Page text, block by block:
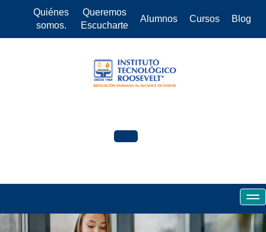
Quiénes
somos.
Queremos
Escucharte
Alumnos Cursos Blog